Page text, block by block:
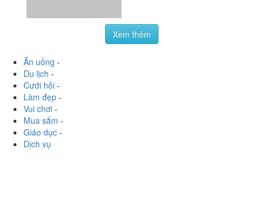
Ăn uống -
Du lịch-
Cưới hỏi-
Làm đẹp